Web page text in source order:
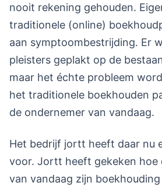
nooit rekening gehouden.
traditionele (online)
aan symptoombestrijding. Er
pleisters geplakt op de
maar het échte probleem
het traditionele boekhouden
de ondernemer van vandaag.
Het bedrijf jortt heeft daar nu
voor. Jortt heeft gekeken hoe
van vandaag zijn